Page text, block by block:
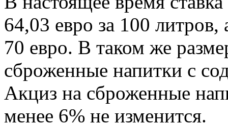
64,03 евро за 100 литров,
70 евро. В таком же
сброженные напитки с
Акциз на сброженные
менее 6% не изменится.